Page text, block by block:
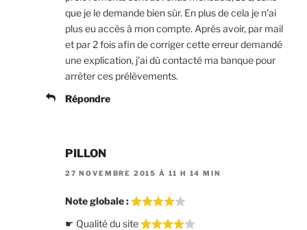
que je le demande bien sûr. En plus de cela je n’ai
plus eu accès à mon compte. Après avoir, par mail
et par 2 fois afin de corriger cette erreur demandé
une explication, j’ai dû contacté ma banque pour
arrêter ces prélèvements.
Répondre
PILLON
27 NOVEMBRE 2015 À 11 H 14 MIN
Note globale :
☛ Qualité du site